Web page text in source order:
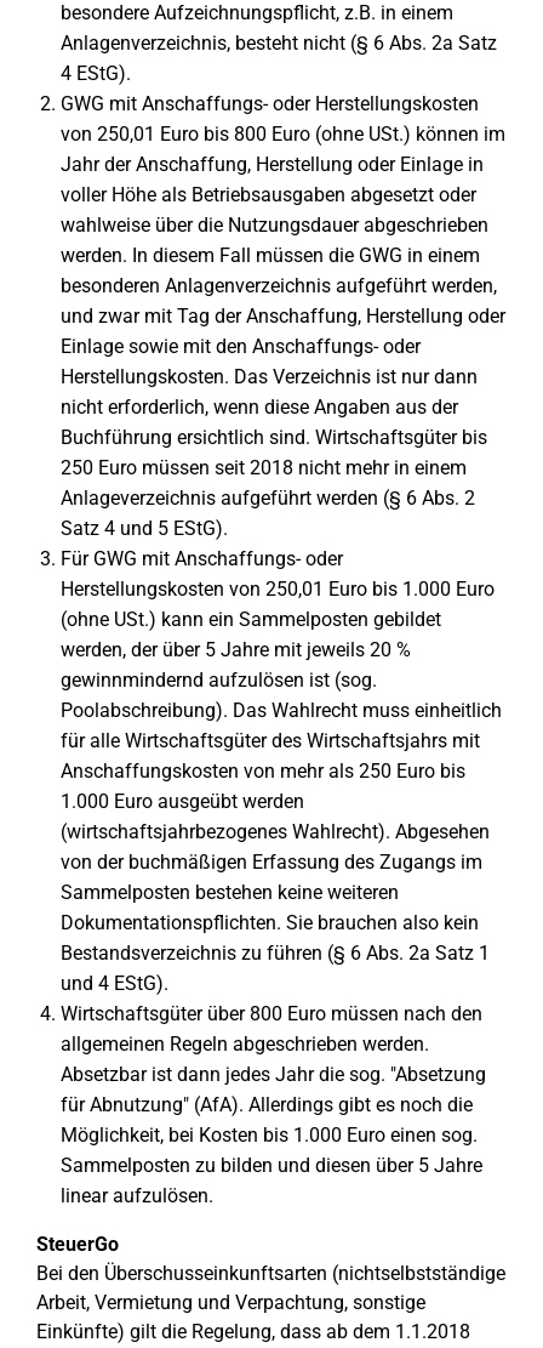
besondere Aufzeichnungspflicht, z.B. in einem
Anlagenverzeichnis, besteht nicht (§ 6 Abs. 2a Satz
4 EStG).
GWG mit Anschaffungs- oder Herstellungskosten
von 250,01 Euro bis 800 Euro (ohne USt.) können im
Jahr der Anschaffung, Herstellung oder Einlage in
voller Höhe als Betriebsausgaben abgesetzt oder
wahlweise über die Nutzungsdauer abgeschrieben
werden. In diesem Fall müssen die GWG in einem
besonderen Anlagenverzeichnis aufgeführt werden,
und zwar mit Tag der Anschaffung, Herstellung oder
Einlage sowie mit den Anschaffungs- oder
Herstellungskosten. Das Verzeichnis ist nur dann
nicht erforderlich, wenn diese Angaben aus der
Buchführung ersichtlich sind. Wirtschaftsgüter bis
250 Euro müssen seit 2018 nicht mehr in einem
Anlageverzeichnis aufgeführt werden (§ 6 Abs. 2
Satz 4 und 5 EStG).
Für GWG mit Anschaffungs- oder
Herstellungskosten von 250,01 Euro bis 1.000 Euro
(ohne USt.) kann ein Sammelposten gebildet
werden, der über 5 Jahre mit jeweils 20 %
gewinnmindernd aufzulösen ist (sog.
Poolabschreibung). Das Wahlrecht muss einheitlich
für alle Wirtschaftsgüter des Wirtschaftsjahrs mit
Anschaffungskosten von mehr als 250 Euro bis
1.000 Euro ausgeübt werden
(wirtschaftsjahrbezogenes Wahlrecht). Abgesehen
von der buchmäßigen Erfassung des Zugangs im
Sammelposten bestehen keine weiteren
Dokumentationspflichten. Sie brauchen also kein
Bestandsverzeichnis zu führen (§ 6 Abs. 2a Satz 1
und 4 EStG).
Wirtschaftsgüter über 800 Euro müssen nach den
allgemeinen Regeln abgeschrieben werden.
Absetzbar ist dann jedes Jahr die sog. "Absetzung
für Abnutzung" (AfA). Allerdings gibt es noch die
Möglichkeit, bei Kosten bis 1.000 Euro einen sog.
Sammelposten zu bilden und diesen über 5 Jahre
linear aufzulösen.
SteuerGo
Bei den Überschusseinkunftsarten (nichtselbstständige
Arbeit, Vermietung und Verpachtung, sonstige
Einkünfte) gilt die Regelung, dass ab dem 1.1.2018